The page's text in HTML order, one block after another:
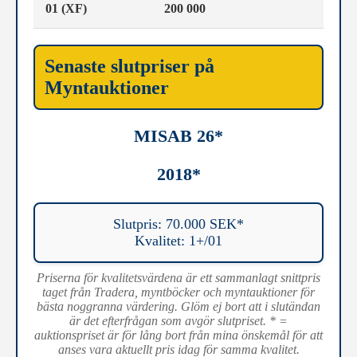
01 (XF) 200 000
Senaste slutpriser på
Myntauktioner
MISAB 26*
2018*
Slutpris: 70.000 SEK*
Kvalitet: 1+/01
Priserna för kvalitetsvärdena är ett sammanlagt snittpris
taget från Tradera, myntböcker och myntauktioner för
bästa noggranna värdering. Glöm ej bort att i slutändan
är det efterfrågan som avgör slutpriset. * =
auktionspriset är för lång bort från mina önskemål för att
anses vara aktuellt pris idag för samma kvalitet.